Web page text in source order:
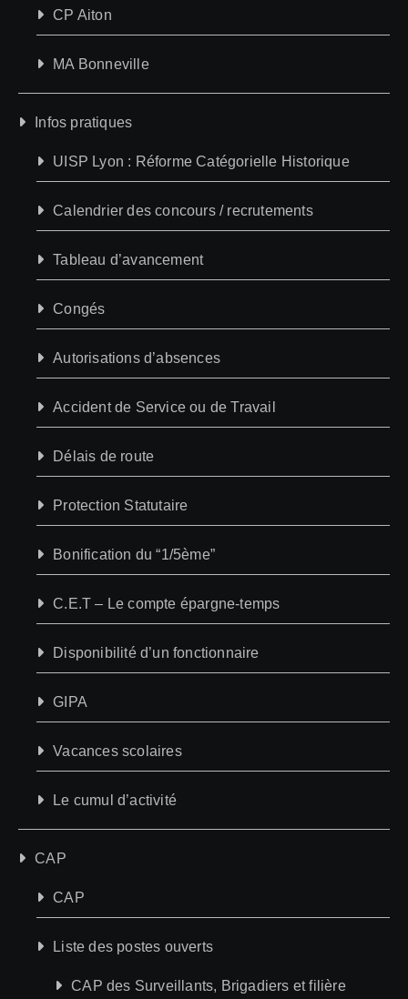
CP Aiton
MA Bonneville
Infos pratiques
UISP Lyon : Réforme Catégorielle Historique
Calendrier des concours / recrutements
Tableau d’avancement
Congés
Autorisations d’absences
Accident de Service ou de Travail
Délais de route
Protection Statutaire
Bonification du “1/5ème”
C.E.T – Le compte épargne-temps
Disponibilité d’un fonctionnaire
GIPA
Vacances scolaires
Le cumul d’activité
CAP
CAP
Liste des postes ouverts
CAP des Surveillants, Brigadiers et filière